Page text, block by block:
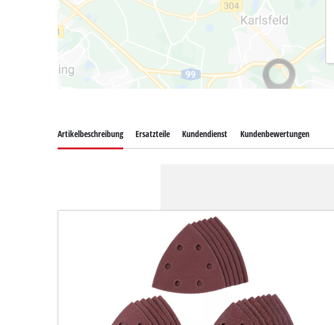
Artikelbeschreibung Ersatzteile Kundendienst Kundenbewertungen